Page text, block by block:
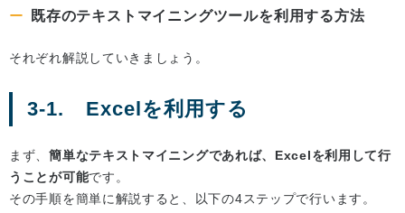
既存のテキストマイニングツールを利用する方法
それぞれ解説していきましょう。
3-1. Excelを利用する
まず、簡単なテキストマイニングであれば、Excelを利用して行
うことが可能です。
その手順を簡単に解説すると、以下の4ステップで行います。